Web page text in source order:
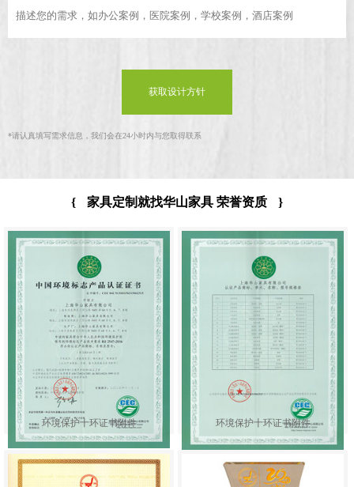
获取设计方针
*请认真填写需求信息，我们会在24小时内与您取得联系
{ 家具定制就找华山家具 荣誉资质 }
环境保护十环证书附件 环境保护十环证书附件